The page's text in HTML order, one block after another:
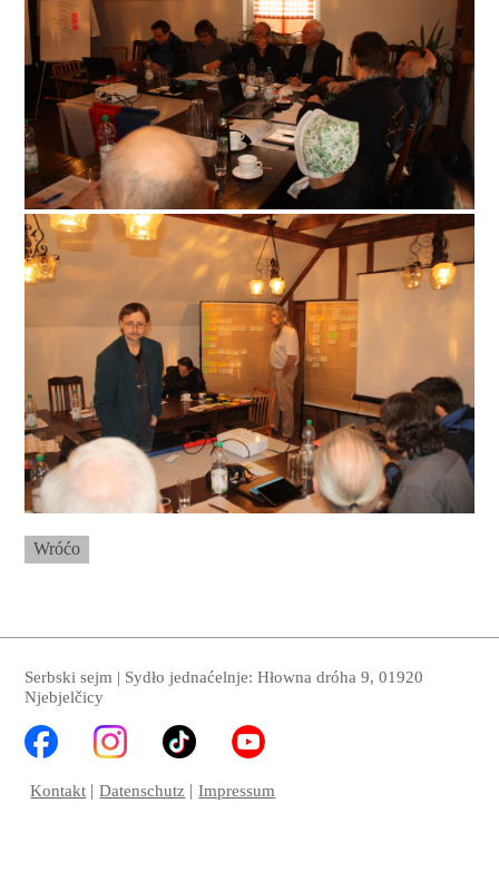
Wróćo
Serbski sejm | Sydło jednaćelnje: Hłowna dróha 9, 01920
Njebjelčicy
Kontakt Datenschutz Impressum